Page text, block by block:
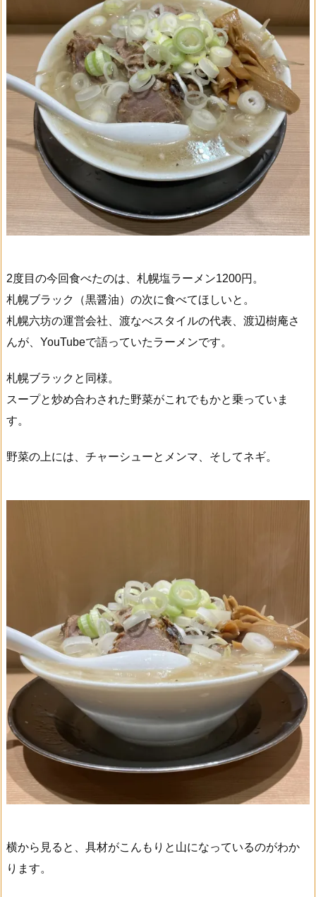
2度目の今回食べたのは、札幌塩ラーメン1200円。
札幌ブラック（黒醤油）の次に食べてほしいと。
札幌六坊の運営会社、渡なべスタイルの代表、渡辺樹庵さ
んが、YouTubeで語っていたラーメンです。
札幌ブラックと同様。
スープと炒め合わされた野菜がこれでもかと乗っていま
す。
野菜の上には、チャーシューとメンマ、そしてネギ。
横から見ると、具材がこんもりと山になっているのがわか
ります。